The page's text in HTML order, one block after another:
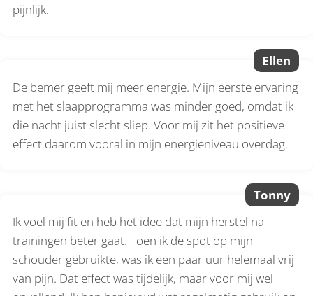
pijnlijk.
Ellen
De bemer geeft mij meer energie. Mijn eerste ervaring
met het slaapprogramma was minder goed, omdat ik
die nacht juist slecht sliep. Voor mij zit het positieve
effect daarom vooral in mijn energieniveau overdag.
Tonny
Ik voel mij fit en heb het idee dat mijn herstel na
trainingen beter gaat. Toen ik de spot op mijn
schouder gebruikte, was ik een paar uur helemaal vrij
van pijn. Dat effect was tijdelijk, maar voor mij wel